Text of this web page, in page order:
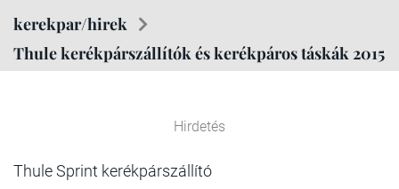
kerekpar/hirek
Thule kerékpárszállítók és kerékpáros táskák 2015
Hirdetés
Thule Sprint kerékpárszállító